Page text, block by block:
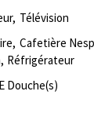
Télévision
Cafetière
Réfrigérateur
Douche(s)